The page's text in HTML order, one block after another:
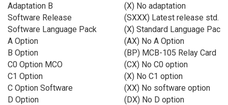
Adaptation B
(X) No adaptation
Software Release
(SXXX) Latest release std.
Software Language Pack
(X) Standard Language Pack
A Option
(AX) No A Option
B Option
(BP) MCB-105 Relay Card
C0 Option MCO
(CX) No C0 option
C1 Option
(X) No C1 option
C Option Software
(XX) No software option
D Option
(DX) No D option